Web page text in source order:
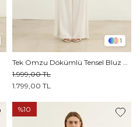
1
1.799,00 TL
1.999,00 TL
%10